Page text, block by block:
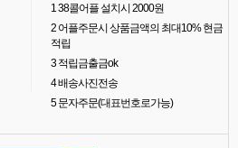
138콜어플 설치시 2000원
2어플주문시 상품금액의 최대10% 현금
적립
3적립금출금ok
4배송사진전송
5문자주문(대표번호로가능)